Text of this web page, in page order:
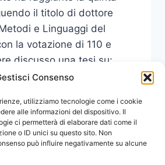
Consenso
utilizziamo tecnologie come i cookie
alle informazioni del dispositivo. Il
ci permetterà di elaborare dati come il
o ID unici su questo sito. Non
può influire negativamente su alcune
il titolo di dottore
e Linguaggi del
la votazione di 110 e
discusso una tesi su:
islamica e internet”.